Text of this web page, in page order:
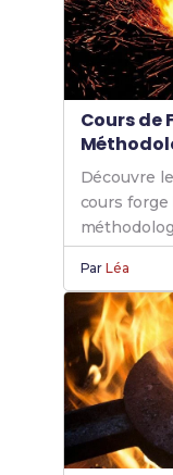
Cours de
Découvre
cours forge
pour
CPI.
ParLéa